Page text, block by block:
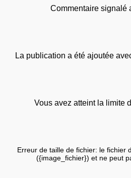
Commentaire signalé
La publication a été ajoutée
Vous avez atteint la limite
Erreur de taille de fichier: le fichier
({image_fichier}) et ne peut